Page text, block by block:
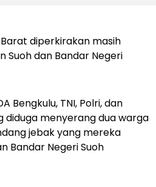
diperkirakan masih
Suoh dan Bandar Negeri
Bengkulu, TNI, Polri, dan
diduga menyerang dua warga
jebak yang mereka
Bandar Negeri Suoh